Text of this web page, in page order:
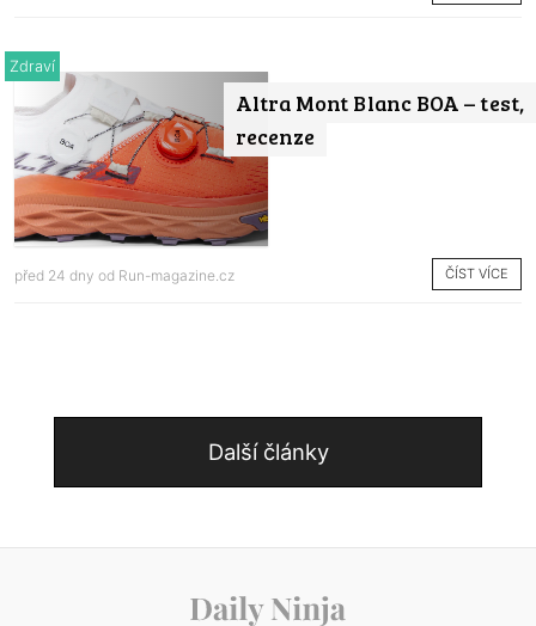
Altra Mont Blanc BOA – test,
recenze
Zdraví
před 24 dny od Run-magazine.cz ČÍST VÍCE
Další články